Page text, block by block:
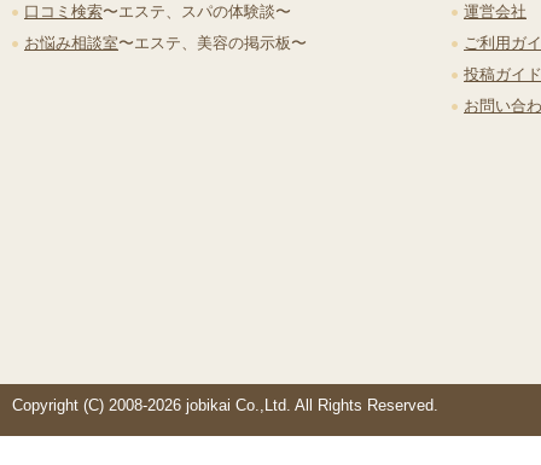
口コミ検索〜エステ、スパの体験談〜
お悩み相談室〜エステ、美容の掲示板〜
運営会社
ご利用ガ
投稿ガイ
お問い合
Copyright (C) 2008-2026 jobikai Co.,Ltd. All Rights Reserved.